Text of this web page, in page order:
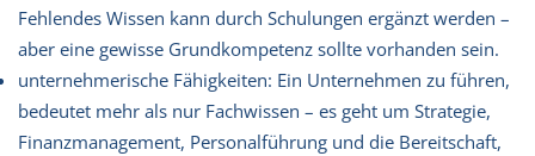
Fehlendes Wissen kann durch Schulungen ergänzt werden –
aber eine gewisse Grundkompetenz sollte vorhanden sein.
unternehmerische Fähigkeiten: Ein Unternehmen zu führen,
bedeutet mehr als nur Fachwissen – es geht um Strategie,
Finanzmanagement, Personalführung und die Bereitschaft,